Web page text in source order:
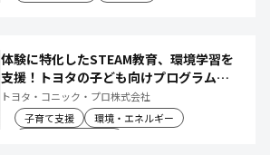
体験に特化したSTEAM教育、環境学習を
支援！トヨタの子ども向けプログラムで
社会や将来について楽しく学べる体験機
会を創出
トヨタ・コニック・プロ株式会社
子育て支援
環境・エネルギー